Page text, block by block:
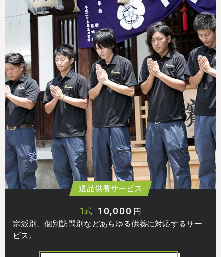
遺品供養サービス
1式 10,000 円
宗派別、個別訪問別などあらゆる供養に対応するサー
ビス。